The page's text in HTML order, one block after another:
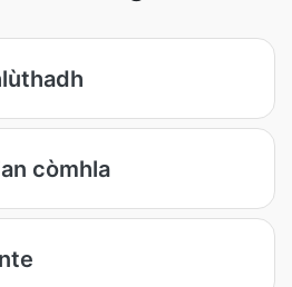
còmhla